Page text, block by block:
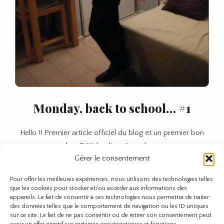
Gérer le consentement
Pour offrir les meilleures expériences, nous utilisons des technologies telles
que les cookies pour stocker et/ou accéder aux informations des
appareils. Le fait de consentir à ces technologies nous permettra de traiter
des données telles que le comportement de navigation ou les ID uniques
sur ce site. Le fait de ne pas consentir ou de retirer son consentement peut
Monday, back to school… #1
Hello !! Premier article officiel du blog et un premier bon
plan. Déjà lundi après un long…
back
to
school…
#1